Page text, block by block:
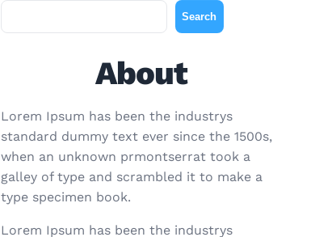
A
r
Search
About
Lorem Ipsum has been the industrys
standard dummy text ever since the 1500s,
when an unknown prmontserrat took a
galley of type and scrambled it to make a
type specimen book.
Lorem Ipsum has been the industrys